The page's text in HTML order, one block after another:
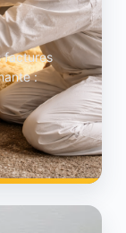
factures
: